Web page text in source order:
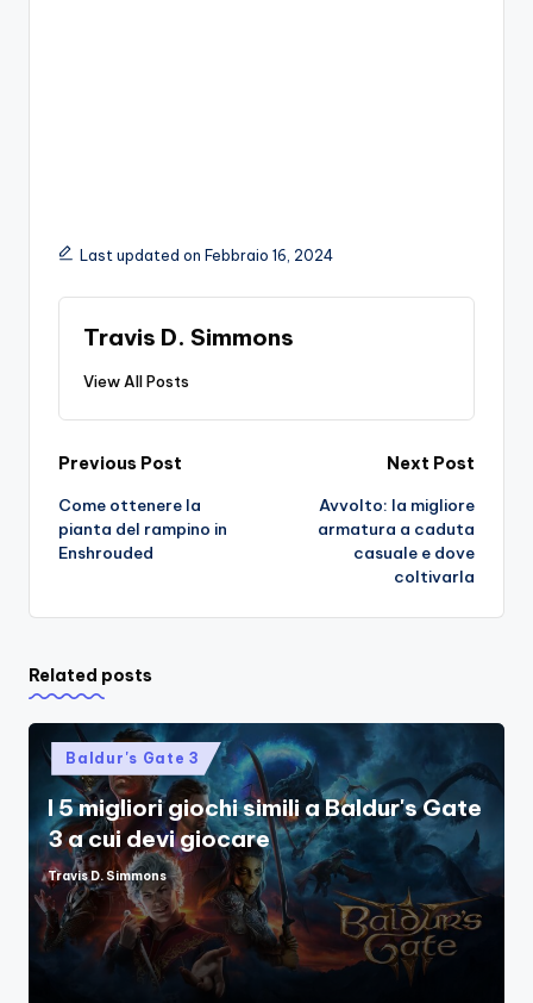
Last updated on Febbraio 16, 2024
Travis D. Simmons
View All Posts
Post
navigation
Previous Post
Come ottenere la
pianta del rampino in
Enshrouded
Next Post
Avvolto: la migliore
armatura a caduta
casuale e dove
coltivarla
Related posts
Posted
in
Baldur's Gate 3
I 5 migliori giochi simili a Baldur's Gate
3 a cui devi giocare
Posted
by
Travis D. Simmons